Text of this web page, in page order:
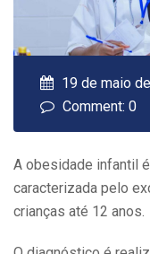
19 de maio
Comment: 0
A obesidade infantil
caracterizada pelo
crianças até 12 anos.